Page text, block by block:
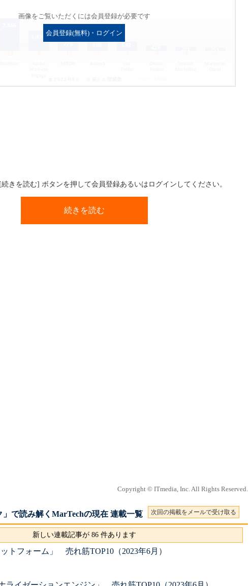
画像をご覧いただくには会員登録が必要です
会員登録(無料)・ログイン
きを読む] ボタンを押して会員登録あるいはログインしてください。
続きを読む
Copyright © ITmedia, Inc. All Rights Reserved.
」で読み解くMarTechの現在 連載一覧 次回の掲載をメールで受け取る
新しい連載記事が 86 件あります
ットフォーム」 売れ筋TOP10（2023年6月）